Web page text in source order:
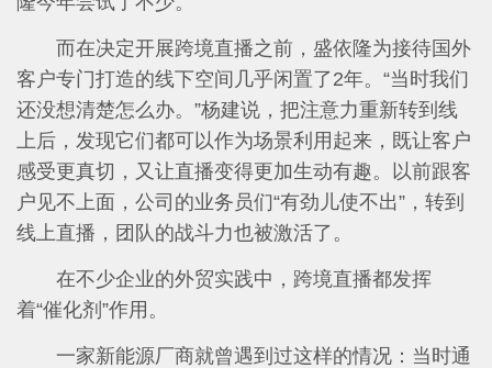
而在决定开展跨境直播之前，盛依隆为接待国外
客户专门打造的线下空间几乎闲置了2年。“当时我们
还没想清楚怎么办。”杨建说，把注意力重新转到线
上后，发现它们都可以作为场景利用起来，既让客户
感受更真切，又让直播变得更加生动有趣。以前跟客
户见不上面，公司的业务员们“有劲儿使不出”，转到
线上直播，团队的战斗力也被激活了。
在不少企业的外贸实践中，跨境直播都发挥
着“催化剂”作用。
一家新能源厂商就曾遇到过这样的情况：当时通